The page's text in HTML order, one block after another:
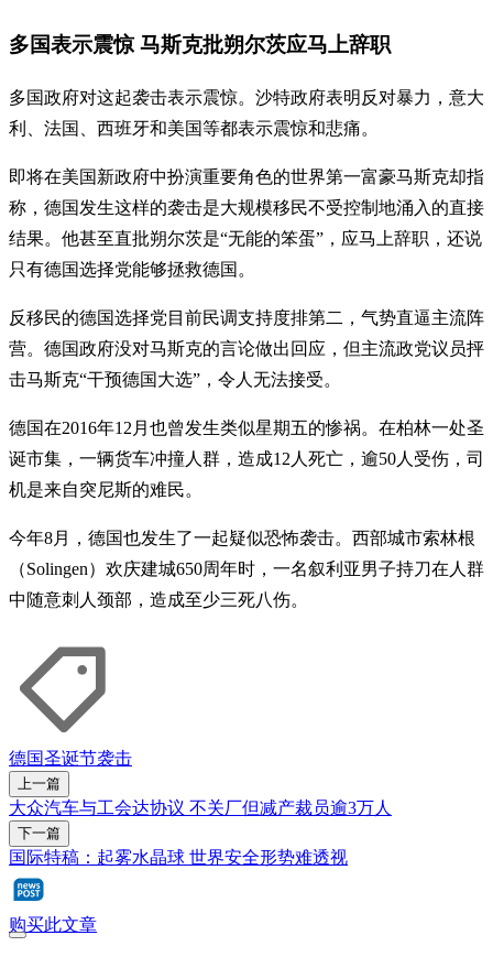
多国表示震惊 马斯克批朔尔茨应马上辞职
多国政府对这起袭击表示震惊。沙特政府表明反对暴力，意大
利、法国、西班牙和美国等都表示震惊和悲痛。
即将在美国新政府中扮演重要角色的世界第一富豪马斯克却指
称，德国发生这样的袭击是大规模移民不受控制地涌入的直接
结果。他甚至直批朔尔茨是“无能的笨蛋”，应马上辞职，还说
只有德国选择党能够拯救德国。
反移民的德国选择党目前民调支持度排第二，气势直逼主流阵
营。德国政府没对马斯克的言论做出回应，但主流政党议员抨
击马斯克“干预德国大选”，令人无法接受。
德国在2016年12月也曾发生类似星期五的惨祸。在柏林一处圣
诞市集，一辆货车冲撞人群，造成12人死亡，逾50人受伤，司
机是来自突尼斯的难民。
今年8月，德国也发生了一起疑似恐怖袭击。西部城市索林根
（Solingen）欢庆建城650周年时，一名叙利亚男子持刀在人群
中随意刺人颈部，造成至少三死八伤。
德国圣诞节袭击
上一篇
大众汽车与工会达协议 不关厂但减产裁员逾3万人
下一篇
国际特稿：起雾水晶球 世界安全形势难透视
购买此文章